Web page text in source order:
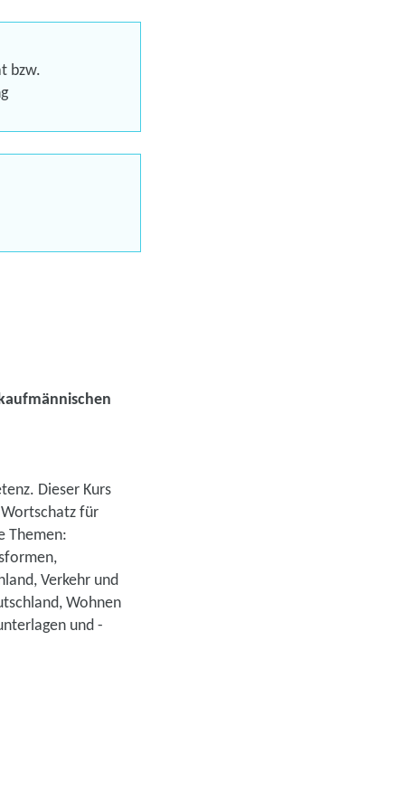
bzw.
Dieser Kurs
für
Themen:
Verkehr und
Wohnen
und -